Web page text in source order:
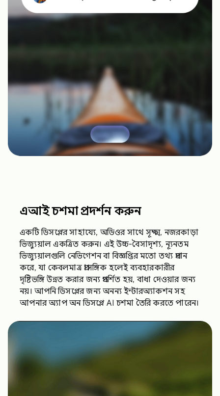
এআই চশমা প্রদর্শন করুন
একটি ডিসপ্লের সাহায্যে, অডিওর সাথে সূক্ষ্ম, নজরকাড়া
ভিজ্যুয়াল একত্রিত করুন। এই উচ্চ-বৈসাদৃশ্য, ন্যূনতম
ভিজ্যুয়ালগুলি নেভিগেশন বা বিজ্ঞপ্তির মতো তথ্য প্রদান
করে, যা কেবলমাত্র প্রাসঙ্গিক হলেই ব্যবহারকারীর
দৃষ্টিভঙ্গি উন্নত করার জন্য প্রদর্শিত হয়, বাধা দেওয়ার জন্য
নয়। আপনি ডিসপ্লের জন্য অনন্য ইন্টারঅ্যাকশন সহ
আপনার অ্যাপ অন ডিসপ্লে AI চশমা তৈরি করতে পারেন।